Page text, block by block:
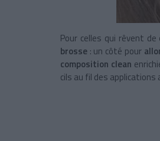
Pour celles qui rêvent de
brosse : un côté pour
composition clean
cils au fil des applications